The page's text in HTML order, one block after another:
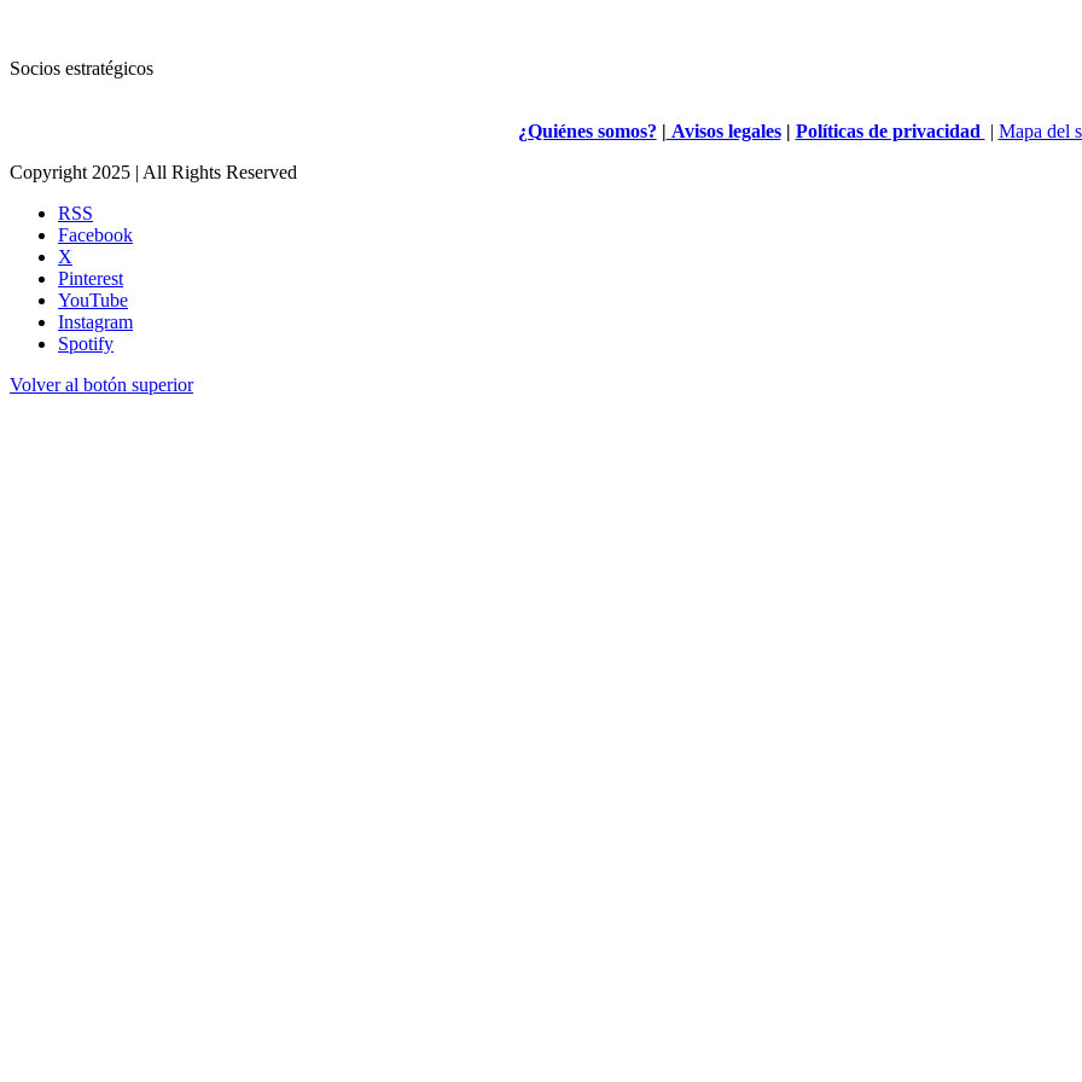
Socios estratégicos
¿Quiénes somos? | Avisos legales| Políticas de privacidad | Mapa del
Copyright 2025 | All Rights Reserved
RSS
Facebook
X
Pinterest
YouTube
Instagram
Spotify
Volver al botón superior